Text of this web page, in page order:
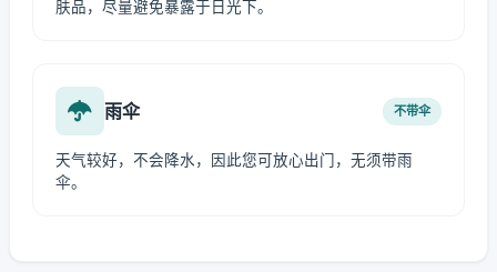
肤品，尽量避免暴露于日光下。
雨伞 不带伞
天气较好，不会降水，因此您可放心出门，无须带雨
伞。